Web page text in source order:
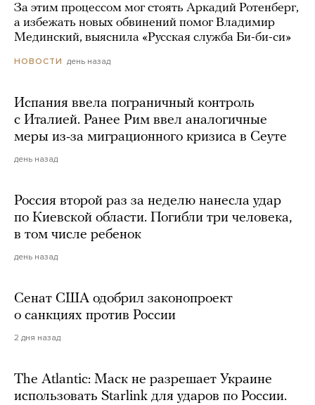
За этим процессом мог стоять Аркадий Ротенберг,
а избежать новых обвинений помог Владимир
Мединский, выяснила «Русская служба Би-би-си»
НОВОСТИ день назад
Испания ввела пограничный контроль
с Италией. Ранее Рим ввел аналогичные
меры из-за миграционного кризиса в Сеуте
день назад
Россия второй раз за неделю нанесла удар
по Киевской области. Погибли три человека,
в том числе ребенок
день назад
Сенат США одобрил законопроект
о санкциях против России
2 дня назад
The Atlantic: Маск не разрешает Украине
использовать Starlink для ударов по России.